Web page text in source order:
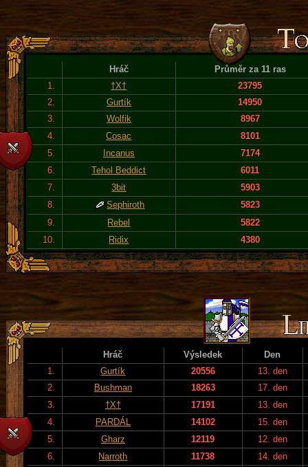
Hráč
Průměr za 11 ras
1.
†X†
23795
2.
Gurtík
14950
3.
Wolfik
8967
4.
Cosac
8101
5.
Incanus
7174
6.
Tehol Beddict
6011
7.
3bit
5903
8.
Sephiroth
5823
9.
Rebel
5822
10.
Ridix 4380
Hráč Výsledek
Den
1.
Gurtík 20556
13. den
2.
Bushman 18263
17. den
3.
†X† 17191
13. den
4.
PARDÁL 14102
15. den
5.
Gharz 12119
12. den
6.
Narroth 11738
14. den